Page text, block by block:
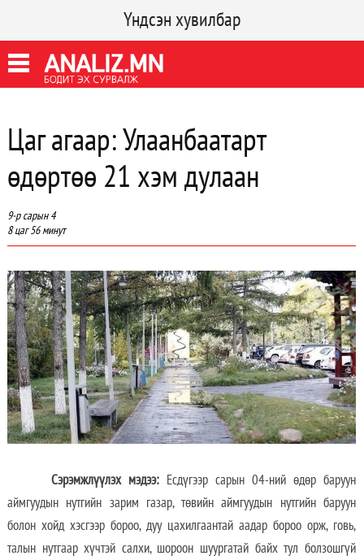
Үндсэн хувилбар
Цаг агаар: Улаанбаатарт
өдөртөө 21 хэм дулаан
9-р сарын 4
8 цаг 56 минут
Сэрэмжлүүлэх мэдээ:Есдүгээр сарын 04-ний өдөр баруун
аймгуудын нутгийн зарим газар, төвийн аймгуудын нутгийн баруун
болон хойд хэсгээр бороо, дуу цахилгаантай аадар бороо орж, говь,
талын нутгаар хүчтэй салхи, шороон шуургатай байх тул болзошгүй